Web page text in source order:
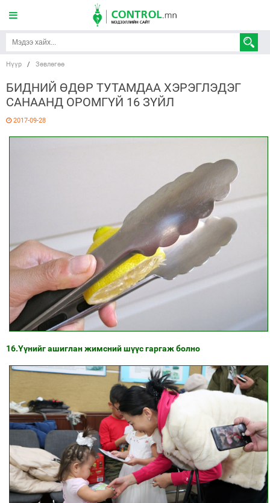
Нүүр / Зөвлөгөө
БИДНИЙ ӨДӨР ТУТАМДАА ХЭРЭГЛЭДЭГ
САНААНД ОРОМГҮЙ 16 ЗҮЙЛ
2017-09-28
16.Үүнийг ашиглан жимсний шүүс гаргаж болно